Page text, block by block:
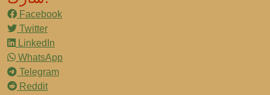
Facebook
Twitter
LinkedIn
WhatsApp
Telegram
Reddit